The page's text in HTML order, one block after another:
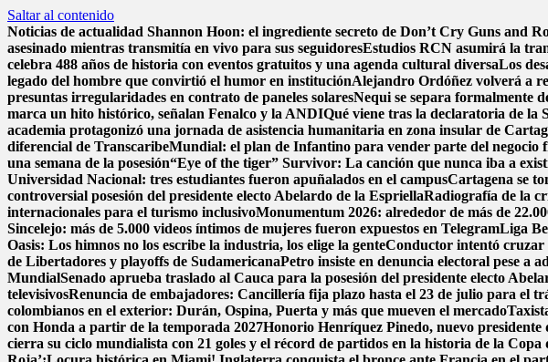
Saltar al contenido
Noticias de actualidad Shannon Hoon: el ingrediente secreto de Don’t Cry Guns and
asesinado mientras transmitía en vivo para sus seguidoresEstudios RCN asumirá la
celebra 488 años de historia con eventos gratuitos y una agenda cultural diversaLos
legado del hombre que convirtió el humor en instituciónAlejandro Ordóñez volverá a
presuntas irregularidades en contrato de paneles solaresNequi se separa formalmente
marca un hito histórico, señalan Fenalco y la ANDIQué viene tras la declaratoria de la
academia protagonizó una jornada de asistencia humanitaria en zona insular de
diferencial de TranscaribeMundial: el plan de Infantino para vender parte del negocio
una semana de la posesión“Eye of the tiger” Survivor: La canción que nunca iba a
Universidad Nacional: tres estudiantes fueron apuñalados en el campusCartagena se
controversial posesión del presidente electo Abelardo de la EspriellaRadiografía de la
internacionales para el turismo inclusivoMonumentum 2026: alrededor de más de
Sincelejo: más de 5.000 videos íntimos de mujeres fueron expuestos en TelegramLiga
Oasis: Los himnos no los escribe la industria, los elige la genteConductor intentó cruzar
de Libertadores y playoffs de SudamericanaPetro insiste en denuncia electoral pese a
MundialSenado aprueba traslado al Cauca para la posesión del presidente electo
televisivosRenuncia de embajadores: Cancillería fija plazo hasta el 23 de julio para el
colombianos en el exterior: Durán, Ospina, Puerta y más que mueven el mercado
con Honda a partir de la temporada 2027Honorio Henríquez Pinedo, nuevo presidente
cierra su ciclo mundialista con 21 goles y el récord de partidos en la historia de la